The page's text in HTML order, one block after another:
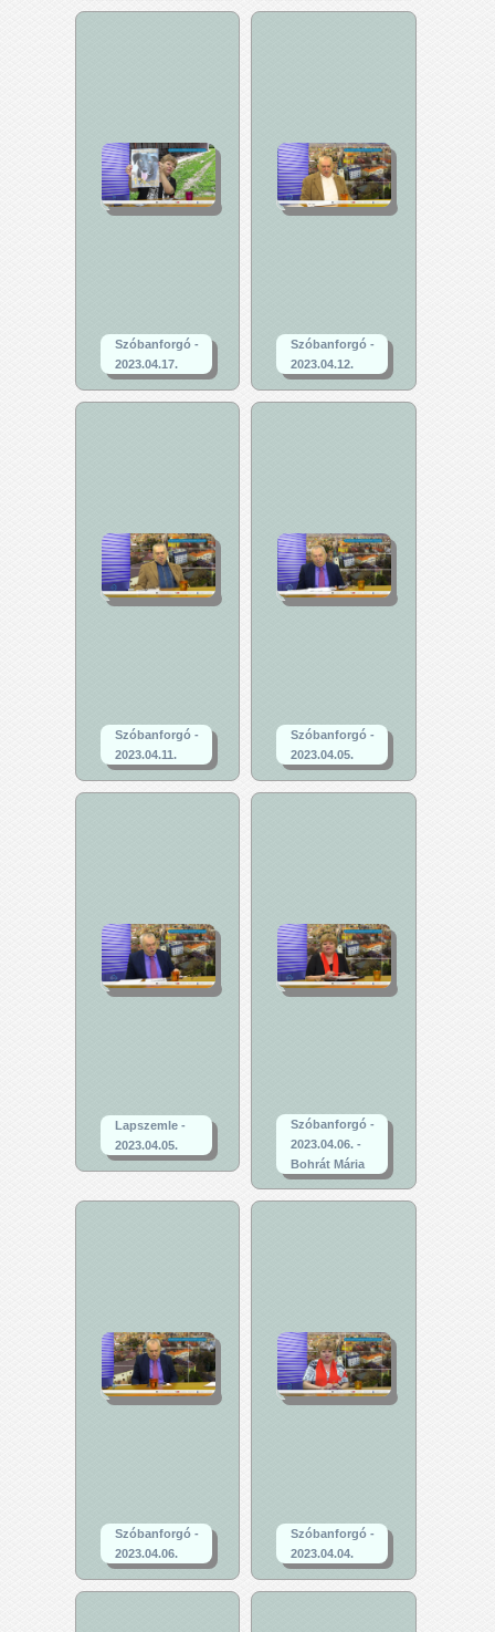
Szóbanforgó -
2023.04.17.
Szóbanforgó -
2023.04.12.
Szóbanforgó -
2023.04.11.
Szóbanforgó -
2023.04.05.
Lapszemle -
2023.04.05.
Szóbanforgó -
2023.04.06. -
Bohrát Mária
Szóbanforgó -
2023.04.06.
Szóbanforgó -
2023.04.04.